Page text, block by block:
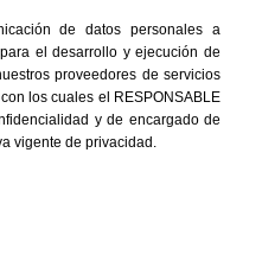
de datos personales a
el desarrollo y ejecución de
proveedores de servicios
los cuales el RESPONSABLE
y de encargado de
vigente de privacidad.